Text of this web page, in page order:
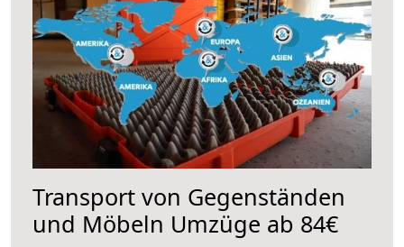
Transport von Gegenständen
und Möbeln Umzüge ab 84€